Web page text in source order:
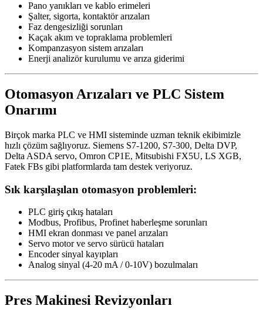
Pano yanıkları ve kablo erimeleri
Şalter, sigorta, kontaktör arızaları
Faz dengesizliği sorunları
Kaçak akım ve topraklama problemleri
Kompanzasyon sistem arızaları
Enerji analizör kurulumu ve arıza giderimi
Otomasyon Arızaları ve PLC Sistem
Onarımı
Birçok marka PLC ve HMI sisteminde uzman teknik ekibimizle
hızlı çözüm sağlıyoruz. Siemens S7-1200, S7-300, Delta DVP,
Delta ASDA servo, Omron CP1E, Mitsubishi FX5U, LS XGB,
Fatek FBs gibi platformlarda tam destek veriyoruz.
Sık karşılaşılan otomasyon problemleri:
PLC giriş çıkış hataları
Modbus, Profibus, Profinet haberleşme sorunları
HMI ekran donması ve panel arızaları
Servo motor ve servo sürücü hataları
Encoder sinyal kayıpları
Analog sinyal (4-20 mA / 0-10V) bozulmaları
Pres Makinesi Revizyonları